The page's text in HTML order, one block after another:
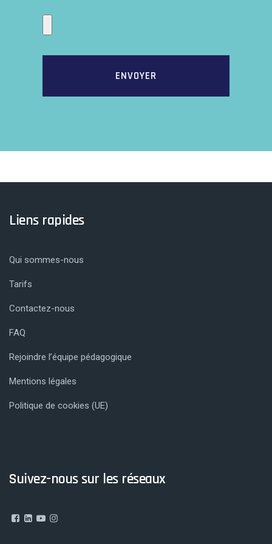
ENVOYER
Liens rapides
Qui sommes-nous
Tarifs
Contactez-nous
FAQ
Rejoindre l’équipe pédagogique
Mentions légales
Politique de cookies (UE)
Suivez-nous sur les réseaux